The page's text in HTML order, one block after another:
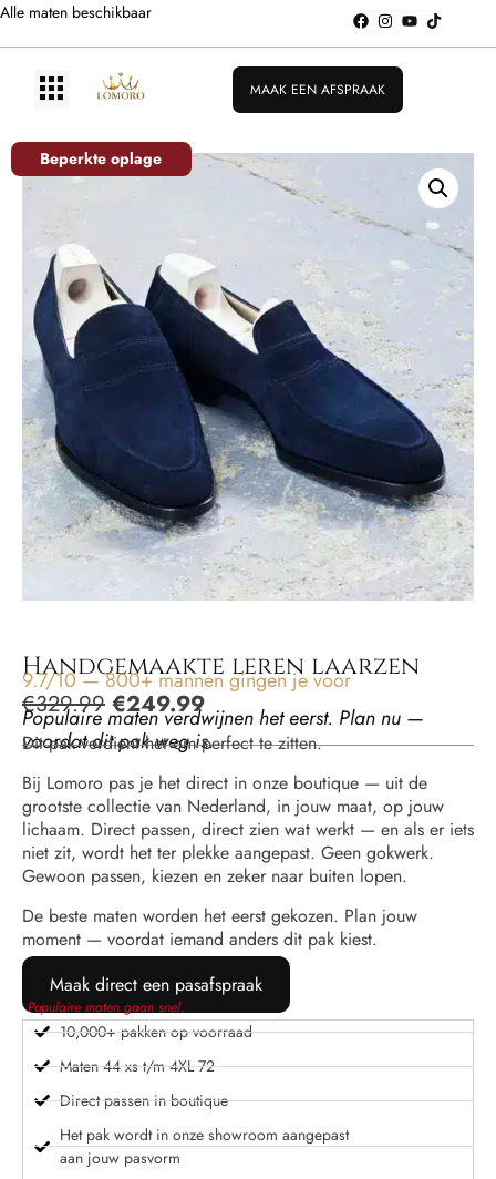
9.8/10 ⭐️⭐️⭐️⭐️⭐️
MAAK EEN AFSPRAAK
Beperkte oplage
Handgemaakte leren laarzen
9.7/10 — 800+ mannen gingen je voor
€329.99 €249.99
Populaire maten verdwijnen het eerst. Plan nu —
voordat dit pak weg is.
Dit pak verdient het om perfect te zitten.
Bij Lomoro pas je het direct in onze boutique — uit de
grootste collectie van Nederland, in jouw maat, op jouw
lichaam. Direct passen, direct zien wat werkt — en als er iets
niet zit, wordt het ter plekke aangepast. Geen gokwerk.
Gewoon passen, kiezen en zeker naar buiten lopen.
De beste maten worden het eerst gekozen. Plan jouw
moment — voordat iemand anders dit pak kiest.
Maak direct een pasafspraak
Populaire maten gaan snel.
10,000+ pakken op voorraad
Maten 44 xs t/m 4XL 72
Direct passen in boutique
Het pak wordt in onze showroom aangepast
aan jouw pasvorm